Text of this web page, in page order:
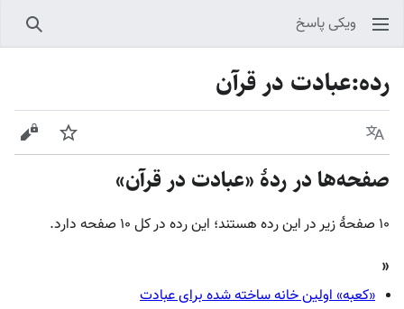
ویکی پاسخ
رده:عبادت در قرآن
زبان پیگیری
صفحه‌ها در ردهٔ «عبادت در قرآن»
۱۰ صفحۀ زیر در این رده هستند؛ این رده در کل ۱۰ صفحه دارد.
«
«کعبه» اولین خانه ساخته شده برای عبادت